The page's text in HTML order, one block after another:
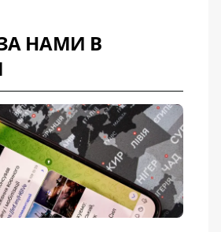
НАМИ В